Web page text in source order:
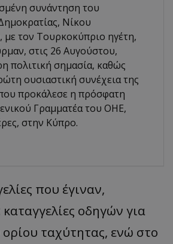
συνάντηση του
Νίκου
με τον Τουρκοκύπριο ηγέτη,
στις 26 Αυγούστου,
πολιτική σημασία, καθώς
ουσιαστική συνέχεια της
προκάλεσε η πρόσφατη
Γραμματέα του ΟΗΕ,
στην Κύπρο.
που έγιναν,
καταγγελίες οδηγών για
ταχύτητας, ενώ στο